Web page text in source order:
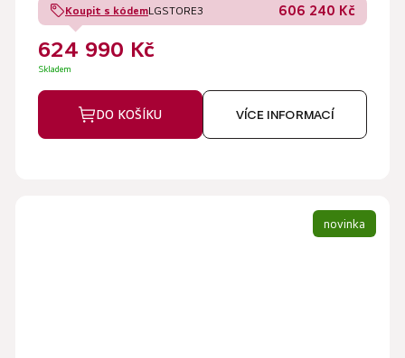
z
5
hvězdiček.
Koupit s kódemLGSTORE3 606 240 Kč
624 990 Kč
Skladem
DO KOŠÍKU VÍCE INFORMACÍ
novinka